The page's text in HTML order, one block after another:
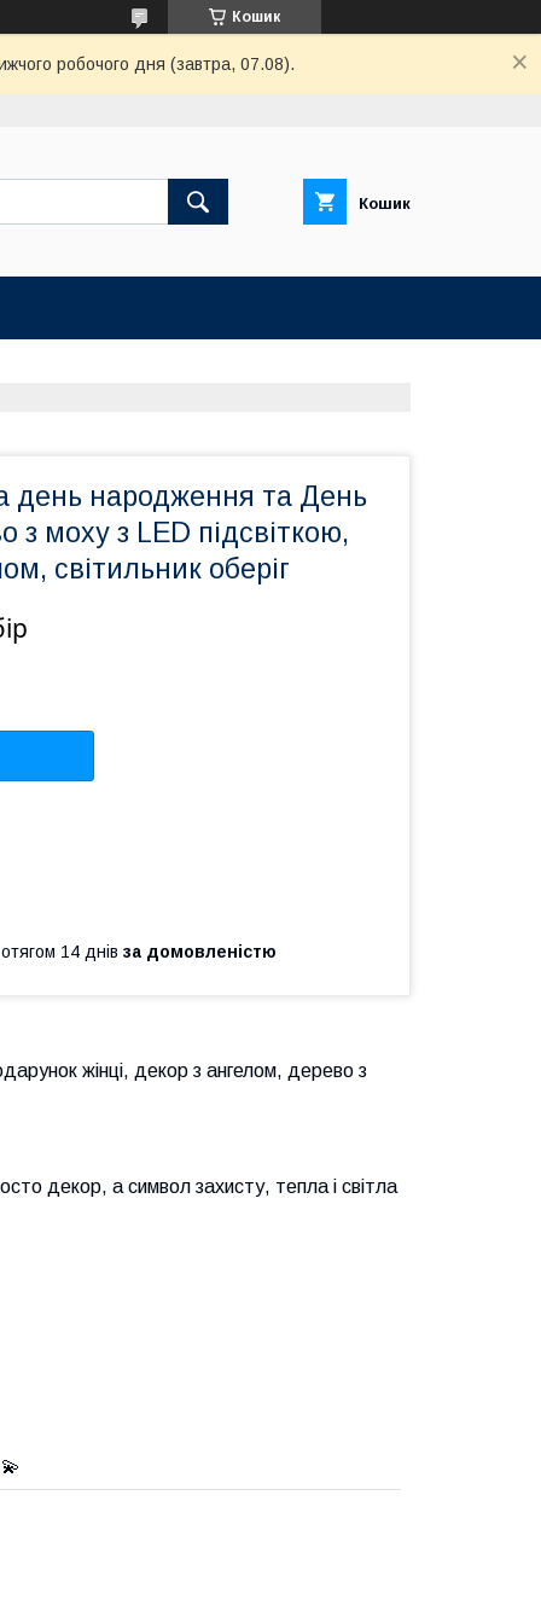
Кошик
робочого дня (завтра, 07.08).
Кошик
день народження та День
з моху з LED підсвіткою,
світильник оберіг
14 днів за домовленістю
жінці, декор з ангелом, дерево з
декор, а символ захисту, тепла і світла